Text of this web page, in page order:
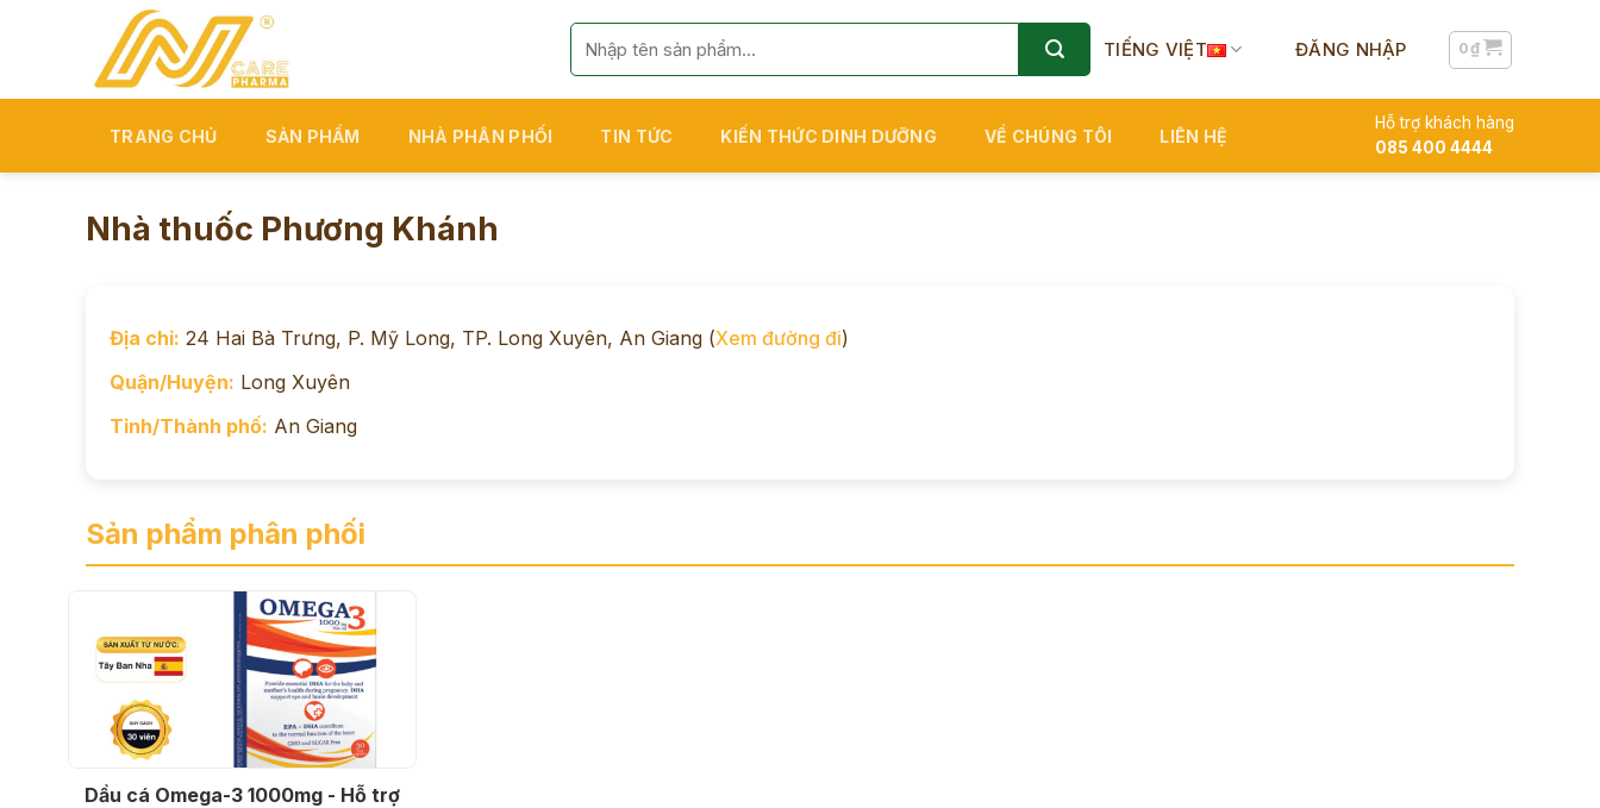
Tìm
kiếm:
TIẾNG VIỆT ĐĂNG NHẬP 0₫
TRANG CHỦ SẢN PHẨM NHÀ PHÂN PHỐI TIN TỨC KIẾN THỨC DINH DƯỠNG VỀ CHÚNG TÔI LIÊN HỆ
Hỗ trợ khách hàng
085 400 4444
Nhà thuốc Phương Khánh
Địa chỉ: 24 Hai Bà Trưng, P. Mỹ Long, TP. Long Xuyên, An Giang (Xem đường đi)
Quận/Huyện: Long Xuyên
Tỉnh/Thành phố: An Giang
Sản phẩm phân phối
Dầu cá Omega-3 1000mg - Hỗ trợ